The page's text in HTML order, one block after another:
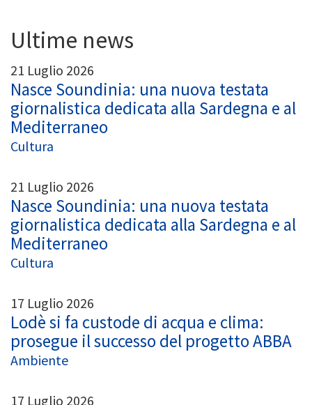
Ultime news
21 Luglio 2026
Nasce Soundinia: una nuova testata
giornalistica dedicata alla Sardegna e al
Mediterraneo
Cultura
21 Luglio 2026
Nasce Soundinia: una nuova testata
giornalistica dedicata alla Sardegna e al
Mediterraneo
Cultura
17 Luglio 2026
Lodè si fa custode di acqua e clima:
prosegue il successo del progetto ABBA
Ambiente
17 Luglio 2026